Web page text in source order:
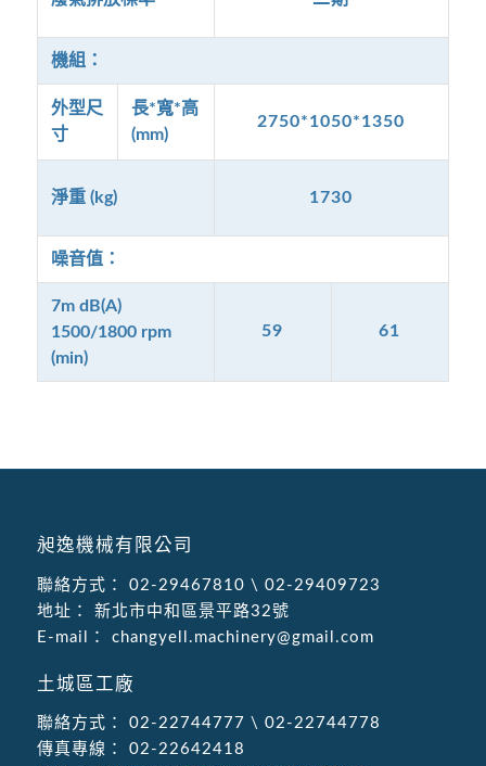
機組：
外型尺
寸
長*寬*高
(mm)
2750*1050*1350
淨重 (kg) 1730
噪音值：
7m dB(A)
1500/1800 rpm
(min)
59 61
昶逸機械有限公司
聯絡方式： 02-29467810 \ 02-29409723
地址：
新北市中和區景平路32號
E-mail：
changyell.machinery@gmail.com
土城區工廠
聯絡方式： 02-22744777 \ 02-22744778
傳真專線：
02-22642418